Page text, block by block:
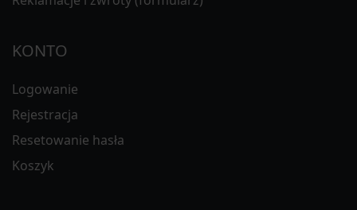
KONTO
Logowanie
Rejestracja
Resetowanie hasła
Koszyk